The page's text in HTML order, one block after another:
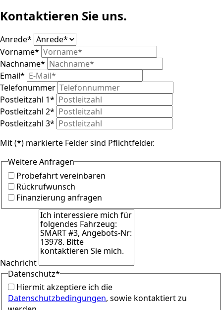
Kontaktieren Sie uns.
Anrede*
Vorname*
Nachname*
Email*
Telefonummer
Postleitzahl 1*
Postleitzahl 2*
Postleitzahl 3*
Mit (*) markierte Felder sind Pflichtfelder.
Weitere Anfragen
Probefahrt vereinbaren
Rückrufwunsch
Finanzierung anfragen
Nachricht
Datenschutz*
Hiermit akzeptiere ich die
Datenschutzbedingungen, sowie kontaktiert zu